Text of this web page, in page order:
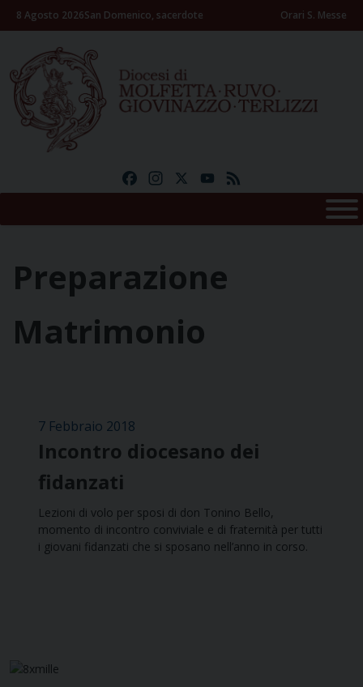
Skip8 Agosto 2026San Domenico, sacerdote Orari S. Messe
FacebookInstagramYouTube
Preparazione
Matrimonio
7 Febbraio 2018
Incontro diocesano dei
fidanzati
Lezioni di volo per sposi di don Tonino Bello,
momento di incontro conviviale e di fraternità per tutti
i giovani fidanzati che si sposano nell’anno in corso.